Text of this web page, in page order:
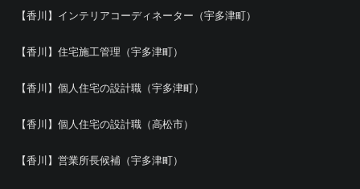
【香川】インテリアコーディネーター（宇多津町）
【香川】住宅施工管理（宇多津町）
【香川】個人住宅の設計職（宇多津町）
【香川】個人住宅の設計職（高松市）
【香川】営業所長候補（宇多津町）